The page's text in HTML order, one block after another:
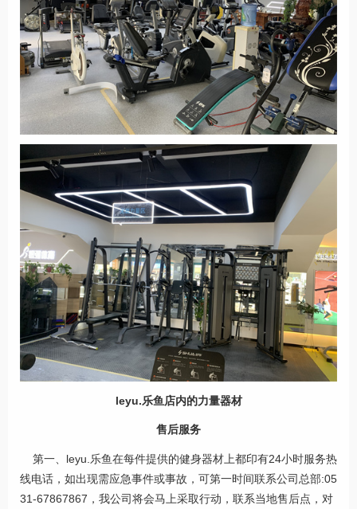
leyu.乐鱼店内的力量器材
售后服务
第一、leyu.乐鱼在每件提供的健身器材上都印有24小时服务热
线电话，如出现需应急事件或事故，可第一时间联系公司总部:05
31-67867867，我公司将会马上采取行动，联系当地售后点，对